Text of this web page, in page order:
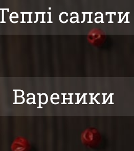
салати
Вареники